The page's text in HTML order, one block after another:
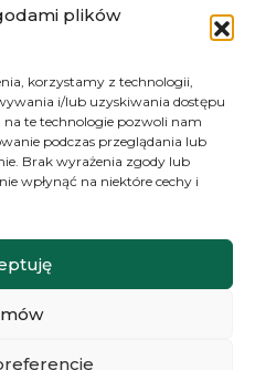
plików
korzystamy z technologii,
i/lub uzyskiwania dostępu
te technologie pozwoli nam
podczas przeglądania lub
Brak wyrażenia zgody lub
wpłynąć na niektóre cechy i
konto
784 930